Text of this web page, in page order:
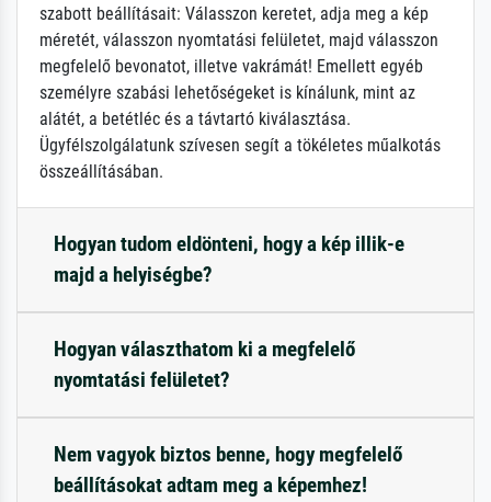
szabott beállításait: Válasszon keretet, adja meg a kép
méretét, válasszon nyomtatási felületet, majd válasszon
megfelelő bevonatot, illetve vakrámát! Emellett egyéb
személyre szabási lehetőségeket is kínálunk, mint az
alátét, a betétléc és a távtartó kiválasztása.
Ügyfélszolgálatunk szívesen segít a tökéletes műalkotás
összeállításában.
Hogyan tudom eldönteni, hogy a kép illik-e
majd a helyiségbe?
Hogyan választhatom ki a megfelelő
nyomtatási felületet?
Nem vagyok biztos benne, hogy megfelelő
beállításokat adtam meg a képemhez!